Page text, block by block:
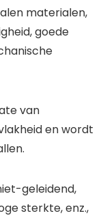
materialen,
goede
van
en wordt
geleidend,
sterkte, enz.,